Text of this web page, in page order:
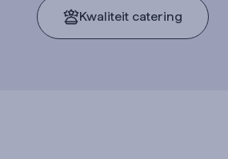
Kwaliteit catering